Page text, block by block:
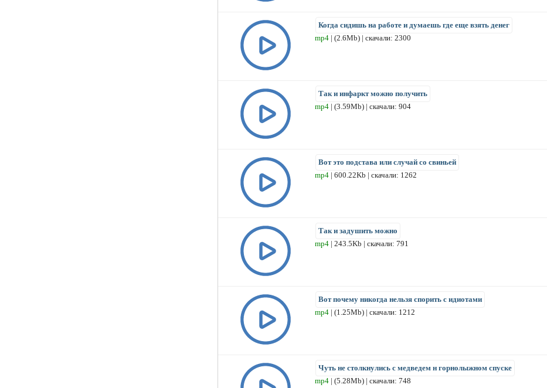
Когда сидишь на работе и думаешь где еще взять денег
mp4 | (2.6Mb) | скачали: 2300
Так и инфаркт можно получить
mp4 | (3.59Mb) | скачали: 904
Вот это подстава или случай со свиньей
mp4 | 600.22Kb | скачали: 1262
Так и задушить можно
mp4 | 243.5Kb | скачали: 791
Вот почему никогда нельзя спорить с идиотами
mp4 | (1.25Mb) | скачали: 1212
Чуть не столкнулись с медведем н горнолыжном спуске
mp4 | (5.28Mb) | скачали: 748